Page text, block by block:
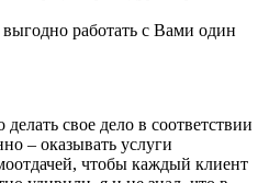
работать с Вами один
свое дело в соответствии
– оказывать услуги
чтобы каждый клиент